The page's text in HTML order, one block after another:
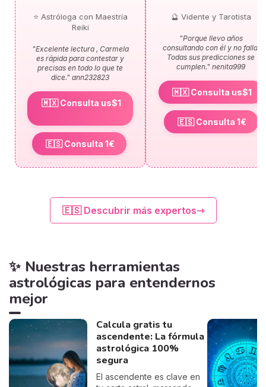
⭐ Astróloga con Maestría
Reiki
"Excelente lectura , Carmela
es rápida para contestar y
precisas en todo lo que te
dice." ann232823
🇲🇽 Consulta us$1
🇪🇸 Consulta 1€
🔮 Vidente y Tarotista
"Porque llevo años
consultando con él y no falla.
Todas sus predicciones se
cumplen." nenita999
🇲🇽 Consulta us$1
🇪🇸 Consulta 1€
🇪🇸 Descubrir más expertos
✨ Nuestras herramientas
astrológicas para entendernos
mejor
Calcula gratis tu
ascendente: La fórmula
astrológica 100%
segura
El ascendente es clave en